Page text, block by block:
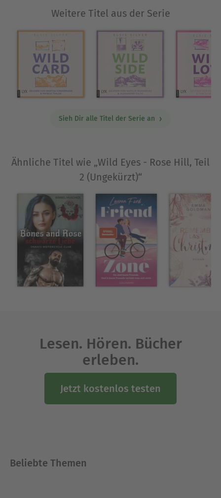
Weitere Titel aus der Serie
Sieh Dir alle Titel der Serie an
Ähnliche Titel wie „Wild Eyes - Rose Hill, Teil
2 (Ungekürzt)“
Lesen. Hören. Bücher
erleben.
Jetzt kostenlos testen
Beliebte Themen